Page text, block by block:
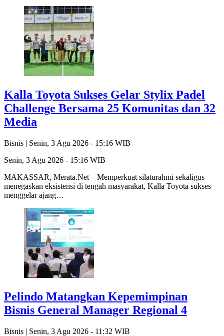
Kalla Toyota Sukses Gelar Stylix Padel
Challenge Bersama 25 Komunitas dan 32
Media
Bisnis | Senin, 3 Agu 2026 - 15:16 WIB
Senin, 3 Agu 2026 - 15:16 WIB
MAKASSAR, Merata.Net – Memperkuat silaturahmi sekaligus
menegaskan eksistensi di tengah masyarakat, Kalla Toyota sukses
menggelar ajang…
Pelindo Matangkan Kepemimpinan
Bisnis General Manager Regional 4
Bisnis | Senin, 3 Agu 2026 - 11:32 WIB